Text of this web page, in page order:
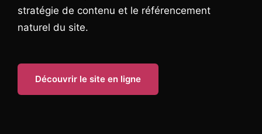
stratégie de contenu et le référencement
naturel du site.
Découvrir le site en ligne